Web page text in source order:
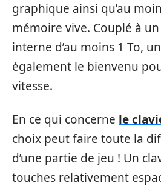
graphique ainsi qu’au
mémoire vive. Couplé à
interne d’au moins 1 To,
également le bienvenu
vitesse.
En ce qui concerne le
choix peut faire toute la
d’une partie de jeu ! Un
touches relativement